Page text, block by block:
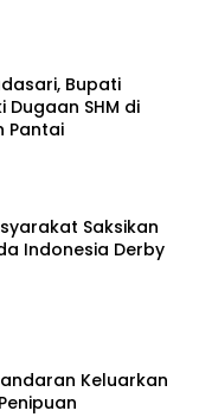
Bupati
Dugaan SHM di
Pantai
Saksikan
Indonesia Derby
Keluarkan